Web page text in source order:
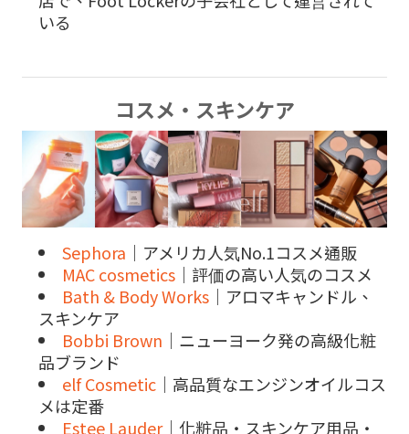
いる
コスメ・スキンケア
Sephora ｜アメリカ人気No.1コスメ通販
MAC cosmetics ｜評価の高い人気のコスメ
Bath & Body Works ｜アロマキャンドル、
スキンケア
Bobbi Brown ｜ニューヨーク発の高級化粧
品ブランド
elf Cosmetic ｜高品質なエンジンオイルコス
メは定番
Estee Lauder｜化粧品・スキンケア用品・